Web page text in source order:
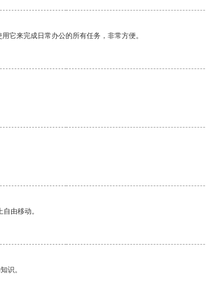
它来完成日常办公的所有任务，非常方便。
由移动。
识。